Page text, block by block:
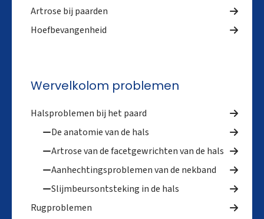
Artrose bij paarden
Hoefbevangenheid
Wervelkolom problemen
Halsproblemen bij het paard
De anatomie van de hals
Artrose van de facetgewrichten van de hals
Aanhechtingsproblemen van de nekband
Slijmbeursontsteking in de hals
Rugproblemen